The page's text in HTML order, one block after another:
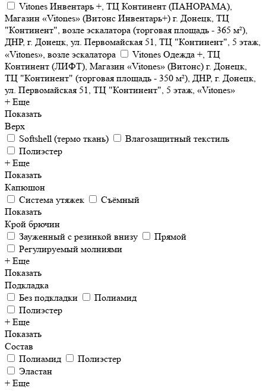
Vitones Инвентарь +, ТЦ Континент (ПАНОРАМА),
Магазин «Vitones» (Витонс Инвентарь+) г. Донецк, ТЦ
"Континент", возле эскалатора (торговая площадь - 365 м²),
ДНР, г. Донецк, ул. Первомайская 51, ТЦ "Континент", 5 этаж,
«Vitones», возле эскалатора
Vitones Одежда +, ТЦ
Континент (ЛИФТ), Магазин «Vitones» (Витонс) г. Донецк,
ТЦ "Континент" (торговая площадь - 350 м²), ДНР, г. Донецк,
ул. Первомайская 51, ТЦ "Континент", 5 этаж, «Vitones»
+ Еще
Показать
Верх
Softshell (термо ткань)
Влагозащитный текстиль
Полиэстер
+ Еще
Показать
Капюшон
Система утяжек
Съёмный
Показать
Крой брючин
Зауженный с резинкой внизу
Прямой
Регулируемый молниями
+ Еще
Показать
Подкладка
Без подкладки
Полиамид
Полиэстер
+ Еще
Показать
Состав
Полиамид
Полиэстер
Эластан
+ Еще